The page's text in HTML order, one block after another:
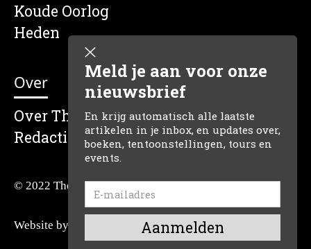
Meld je aan voor onze
nieuwsbrief
En krijg automatisch alle laatste
artikelen in je inbox, en updates over,
boeken, tentoonstellingen, tours en
events.
Koude Oorlog
Heden
Over
Over The Dutch Historian
Redactie
© 2022 The Dutch Historian
Website by: Reclamefabriek